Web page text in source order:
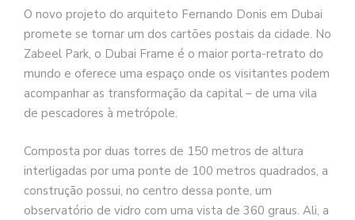
O novo projeto do arquiteto Fernando Donis em Dubai
promete se tornar um dos cartões postais da cidade. No
Zabeel Park, o Dubai Frame é o maior porta-retrato do
mundo e oferece uma espaço onde os visitantes podem
acompanhar as transformação da capital – de uma vila
de pescadores à metrópole.
Composta por duas torres de 150 metros de altura
interligadas por uma ponte de 100 metros quadrados, a
construção possui, no centro dessa ponte, um
observatório de vidro com uma vista de 360 graus. Ali, a